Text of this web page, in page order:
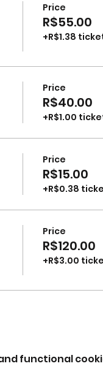
Price
R$55.00
+R$1.38
Price
R$40.00
+R$1.00
Price
R$15.00
+R$0.38
Price
R$120.00
+R$3.00
functional